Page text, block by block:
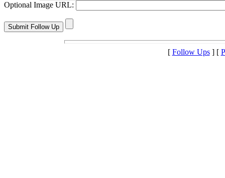
Optional Image URL:
[ Follow Ups] [